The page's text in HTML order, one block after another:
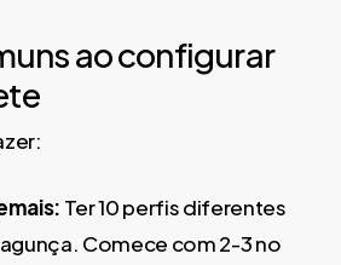
ao configurar
Ter 10 perfis diferentes
Comece com 2-3 no